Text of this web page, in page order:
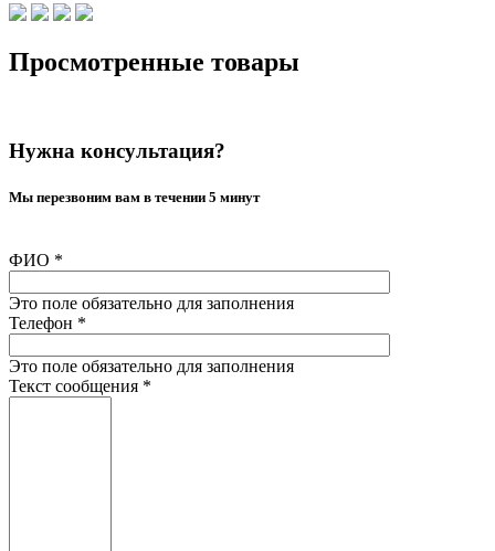
Просмотренные товары
Нужна консультация?
Мы перезвоним вам в течении 5 минут
ФИО *
Это поле обязательно для заполнения
Телефон *
Это поле обязательно для заполнения
Текст сообщения *